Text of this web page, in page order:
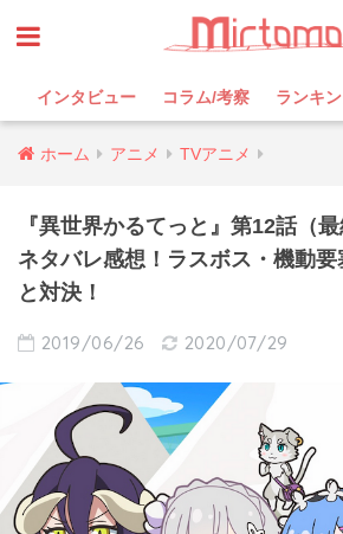
インタビュー コラム/考察 ランキ
ホーム アニメ TVアニメ
『異世界かるてっと』第12話（
ネタバレ感想！ラスボス・機動
と対決！
2019/06/26 2020/07/29